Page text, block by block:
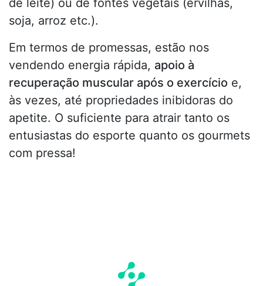
de leite) ou de fontes vegetais (ervilhas,
soja, arroz etc.).
Em termos de promessas, estão nos
vendendo energia rápida, apoio à
recuperação muscular após o exercício e,
às vezes, até propriedades inibidoras do
apetite. O suficiente para atrair tanto os
entusiastas do esporte quanto os gourmets
com pressa!